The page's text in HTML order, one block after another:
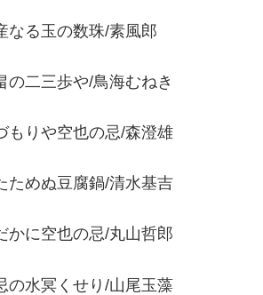
なる玉の数珠/素風郎
の二三歩や/鳥海むねき
もりや空也の忌/森澄雄
ためぬ豆腐鍋/清水基吉
かに空也の忌/丸山哲郎
の水冥くせり/山尾玉藻